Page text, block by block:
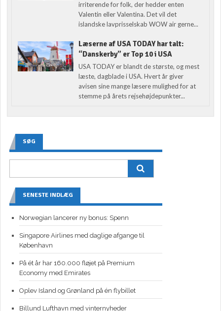
irriterende for folk, der hedder enten
Valentin eller Valentina. Det vil det
islandske lavprisselskab WOW air gerne...
Læserne af USA TODAY har talt:
“Danskerby” er Top 10 i USA
USA TODAY er blandt de største, og mest
læste, dagblade i USA. Hvert år giver
avisen sine mange læsere mulighed for at
stemme på årets rejsehøjdepunkter...
SØG
SENESTE INDLÆG
Norwegian lancerer ny bonus: Spenn
Singapore Airlines med daglige afgange til
København
På ét år har 160.000 fløjet på Premium
Economy med Emirates
Oplev Island og Grønland på én flybillet
Billund Lufthavn med vinternyheder